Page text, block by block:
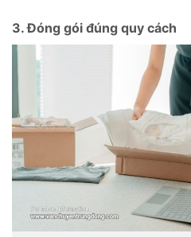
3. Đóng gói đúng quy cách